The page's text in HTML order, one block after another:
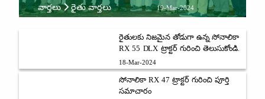
వార్తలు
రైతు వార్తలు 19-Mar-2024
రైతులకు నిజమైన తోడుగా ఉన్న సోనాలికా
RX 55 DLX ట్రాక్టర్ గురించి తెలుసుకోండి.
18-Mar-2024
సోనాలికా RX 47 ట్రాక్టర్ గురించి పూర్తి
సమాచారం